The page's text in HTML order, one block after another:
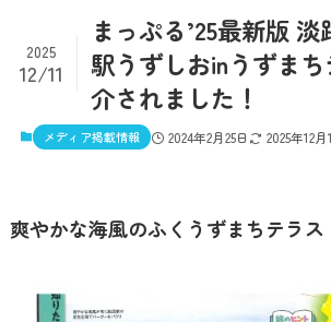
まっぷる’25最新版
駅うずしおinうずま
介されました！
2025
12/11
メディア掲載情報 2024年2月25日 2025年12月
爽やかな海風のふくうずまちテラス